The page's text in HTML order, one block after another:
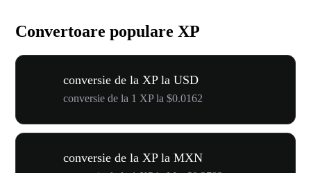
Convertoare populare XP
conversie de la XP la USD
conversie de la 1 XP la $0.0162
conversie de la XP la MXN